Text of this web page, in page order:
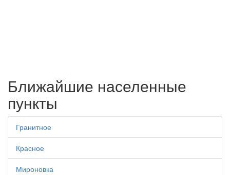
Ближайшие населенные
пункты
Гранитное
Красное
Мироновка